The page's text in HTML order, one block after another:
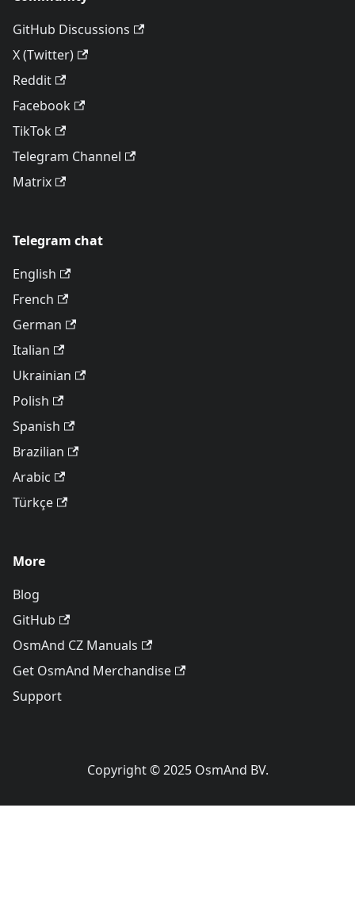
GitHub Discussions
X (Twitter)
Reddit
Facebook
TikTok
Telegram Channel
Matrix
Telegram chat
English
French
German
Italian
Ukrainian
Polish
Spanish
Brazilian
Arabic
Türkçe
More
Blog
GitHub
OsmAnd CZ Manuals
Get OsmAnd Merchandise
Support
Copyright © 2025 OsmAnd BV.